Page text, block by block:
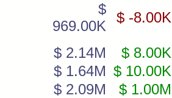
$
969.00K
$ -8.00K
$ 2.14M $ 8.00K
$ 1.64M $ 10.00K
$ 2.09M
$ 1.00M